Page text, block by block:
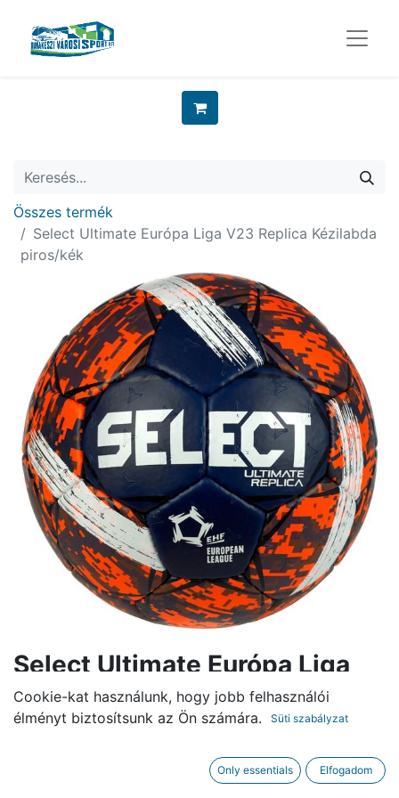
Összes termék
Select Ultimate Európa Liga V23 Replica Kézilabda
piros/kék
Select Ultimate Európa Liga
V23 Replica Kézilabda
piros/kék
Cookie-kat használunk, hogy jobb felhasználói
élményt biztosítsunk az Ön számára.
Süti szabályzat
Only essentials Elfogadom